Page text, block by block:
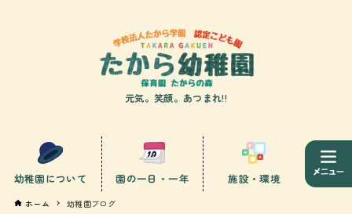
元気。笑顔。あつまれ!!
幼稚園について 園の一日・一年 施設・環境
ホーム 幼稚園ブログ